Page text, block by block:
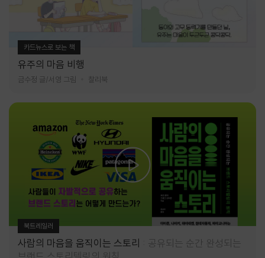
카드뉴스로 보는 책
유주의 마음 비행
금수정 글/서영 그림 찰리북
북트레일러
사람의 마음을 움직이는 스토리
공유되는 순간 완성되는